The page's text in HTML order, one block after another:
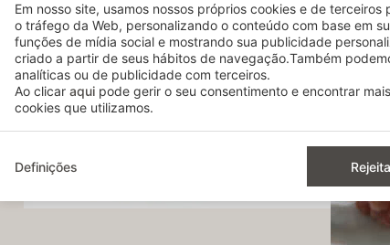
Em nosso site, usamos nossos próprios cookies e de terceiros
o tráfego da Web, personalizando o conteúdo com base em
funções de mídia social e mostrando sua publicidade
criado a partir de seus hábitos de navegação.Também
analíticas ou de publicidade com terceiros.
Ao clicar aqui pode gerir o seu consentimento e encontrar
cookies que utilizamos.
Definições